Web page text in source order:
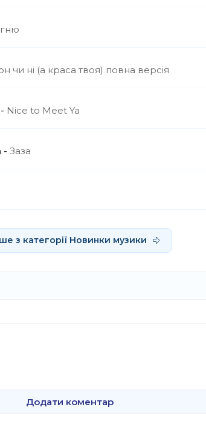
чи ні (а краса твоя) повна версія
Nice to Meet Ya
Заза
з категорії Новинки музики
Додати коментар